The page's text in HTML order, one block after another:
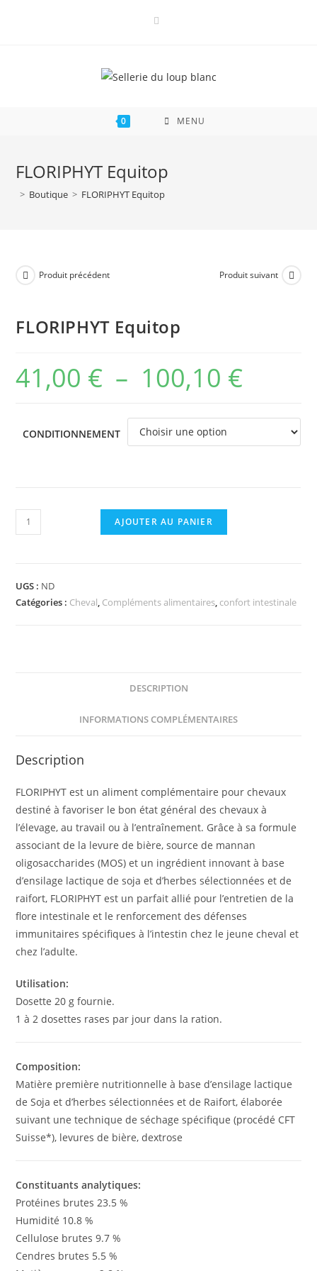
0 MENU
FLORIPHYT Equitop
> Boutique > FLORIPHYT Equitop
Produit précédent Produit suivant
FLORIPHYT Equitop
41,00 € – 100,10 €
prix :
CONDITIONNEMENT
quantité
de
AJOUTER AU PANIER
UGS : ND
Catégories : Cheval Compléments alimentaires confort intestinale
DESCRIPTION
INFORMATIONS COMPLÉMENTAIRES
Description
FLORIPHYT est un aliment complémentaire pour chevaux
destiné à favoriser le bon état général des chevaux à
l’élevage, au travail ou à l’entraînement. Grâce à sa formule
associant de la levure de bière, source de mannan
oligosaccharides (MOS) et un ingrédient innovant à base
d’ensilage lactique de soja et d’herbes sélectionnées et de
raifort, FLORIPHYT est un parfait allié pour l’entretien de la
flore intestinale et le renforcement des défenses
immunitaires spécifiques à l’intestin chez le jeune cheval et
chez l’adulte.
Utilisation:
Dosette 20 g fournie.
1 à 2 dosettes rases par jour dans la ration.
Composition:
Matière première nutritionnelle à base d’ensilage lactique
de Soja et d’herbes sélectionnées et de Raifort, élaborée
suivant une technique de séchage spécifique (procédé CFT
Suisse*), levures de bière, dextrose
Constituants analytiques:
Protéines brutes 23.5 %
Humidité 10.8 %
Cellulose brutes 9.7 %
Cendres brutes 5.5 %